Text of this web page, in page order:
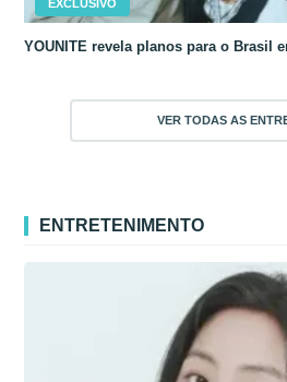
EXCLUSIVO
YOUNITE revela planos para o Brasil
VER TODAS AS
ENTRETENIMENTO